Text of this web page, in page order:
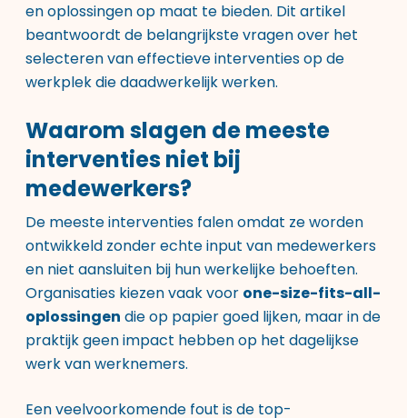
en oplossingen op maat te bieden. Dit artikel
beantwoordt de belangrijkste vragen over het
selecteren van effectieve interventies op de
werkplek die daadwerkelijk werken.
Waarom slagen de meeste
interventies niet bij
medewerkers?
De meeste interventies falen omdat ze worden
ontwikkeld zonder echte input van medewerkers
en niet aansluiten bij hun werkelijke behoeften.
Organisaties kiezen vaak voor one-size-fits-all-
oplossingen die op papier goed lijken, maar in de
praktijk geen impact hebben op het dagelijkse
werk van werknemers.
Een veelvoorkomende fout is de top-